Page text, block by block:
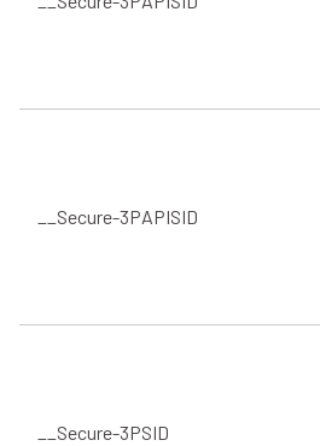
__Secure-3PAPISID
__Secure-3PSID